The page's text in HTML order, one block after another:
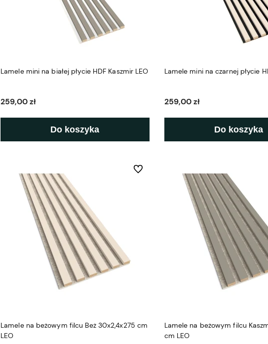
Lamele mini na białej płycie HDF Kaszmir LEO
259,00 zł
Do koszyka
Lamele mini na czarnej płycie
259,00 zł
Do koszyka
Lamele na beżowym filcu Beż 30x2,4x275 cm
LEO
Do ulubionych
Lamele na beżowym filcu
cm LEO